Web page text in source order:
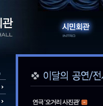
연극 '오거리 사진관'